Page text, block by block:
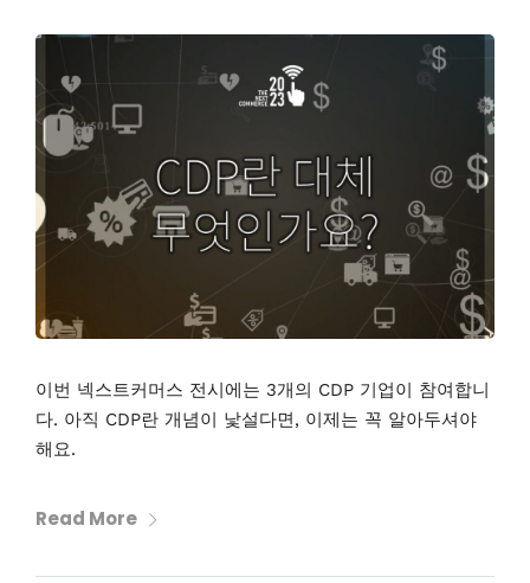
이번 넥스트커머스 전시에는 3개의 CDP 기업이 참여합니
다. 아직 CDP란 개념이 낯설다면, 이제는 꼭 알아두셔야
해요.
Read More